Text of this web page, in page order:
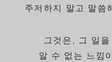
주저하지 말고 말씀
그것은, 그 일
알 수 없는 느낌